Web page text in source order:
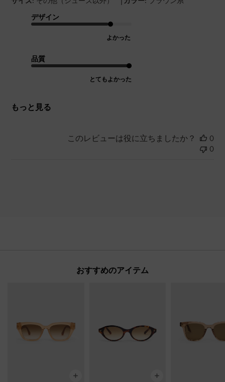
デザイン
よかった
品質
とてもよかった
もっと見る
このレビューは役に立ちましたか？
0
0
おすすめのアイテム